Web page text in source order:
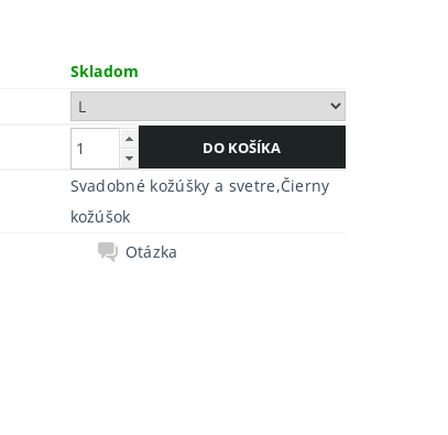
Skladom
Svadobné kožúšky a svetre,Čierny
kožúšok
Otázka